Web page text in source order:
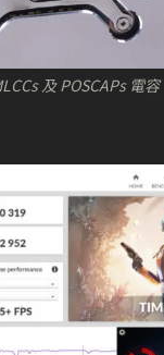
及 POSCAPs 電容